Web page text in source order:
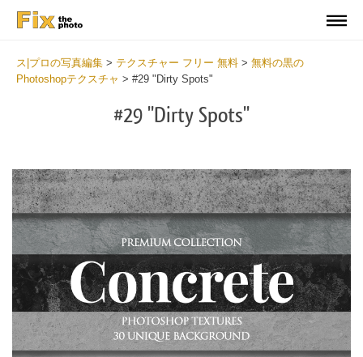
ス|プロの写真編集 > テクスチャー フリー 無料 > 無料の黒の
Photoshopテクスチャ > #29 "Dirty Spots"
#29 "Dirty Spots"